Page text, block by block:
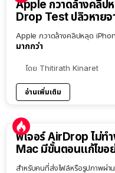
Apple กวาดล้างคลิป
Drop Test ปลิวหายจ
Apple กวาดล้างคลิปหลุด
มากกว่า
โดย Thitirath Kinaret
อ่านเพิ่มเติม
ฟีเจอร์ AirDrop ไม่ท
Mac มีขั้นตอนแก้ไขอย่
สำหรับคนที่ส่งไฟล์หรือรูปภาพผ่